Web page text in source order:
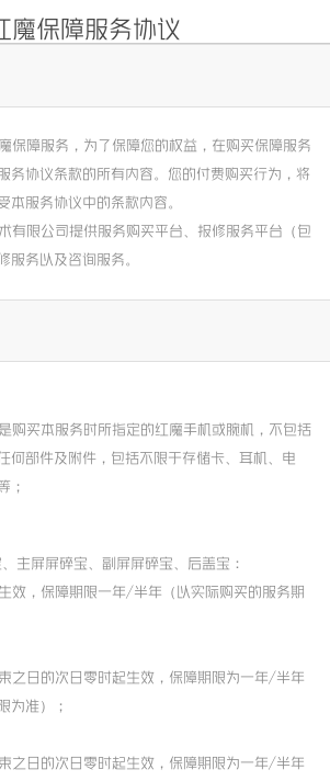
魔保障服务协议
保障服务，为了保障您的权益，在购买保障服务
务协议条款的所有内容。您的付费购买行为，将
本服务协议中的条款内容。
有限公司提供服务购买平台、报修服务平台（包
服务以及咨询服务。
购买本服务时所指定的红魔手机或腕机，不包括
何部件及附件，包括不限于存储卡、耳机、电
；
主屏屏碎宝、副屏屏碎宝、后盖宝：
效，保障期限一年/半年（以实际购买的服务期
之日的次日零时起生效，保障期限为一年/半年
为准）；
之日的次日零时起生效，保障期限为一年/半年